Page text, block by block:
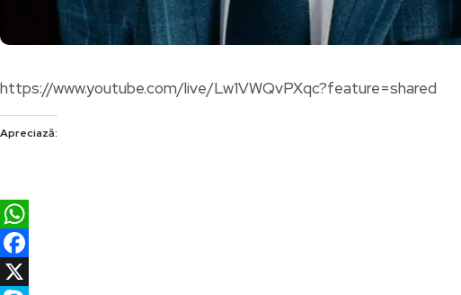
https://www.youtube.com/live/Lw1VWQvPXqc?feature=shared
Apreciază:
WhatsApp
Facebook